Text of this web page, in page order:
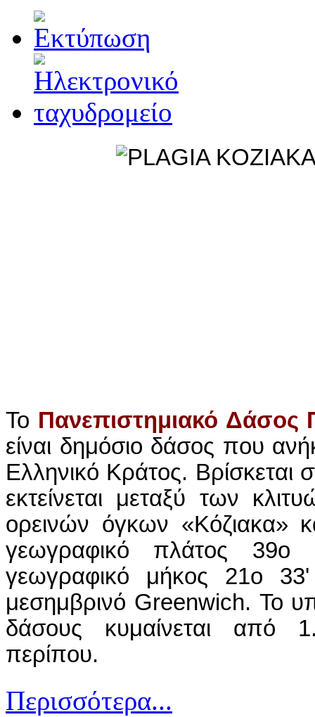
Το Πανεπιστημιακό Δάσος
είναι δημόσιο δάσος που
Ελληνικό Κράτος. Βρίσκεται
εκτείνεται μεταξύ των
ορεινών όγκων «Κόζιακα»
γεωγραφικό πλάτος
γεωγραφικό μήκος 21ο
μεσημβρινό Greenwich. Το
δάσους κυμαίνεται
περίπου.
Περισσότερα...